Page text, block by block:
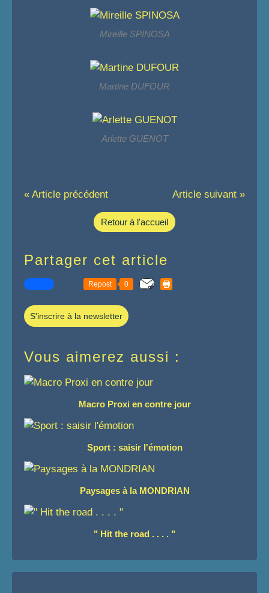
Mireille SPINOSA
Martine DUFOUR
Arlette GUENOT
« Article précédent Article suivant »
Retour à l'accueil
Partager cet article
Repost 0
S'inscrire à la newsletter
Vous aimerez aussi :
Macro Proxi en contre jour
Sport : saisir l'émotion
Paysages à la MONDRIAN
" Hit the road . . . . "